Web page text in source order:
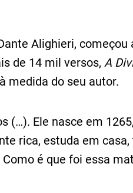
Alighieri, começou
de 14 mil versos, A
medida do seu autor.
(…). Ele nasce em
rica, estuda em
é que foi essa